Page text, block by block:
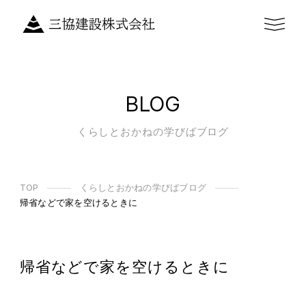
BLOG
くらしとおかねの学びばブログ
TOP
くらしとおかねの学びばブログ
帰省などで家を空けるときに
帰省などで家を空けるときに